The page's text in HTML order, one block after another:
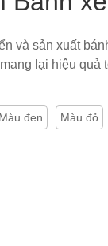
và sản xuất
lại hiệu quả
Màu đen Màu đỏ